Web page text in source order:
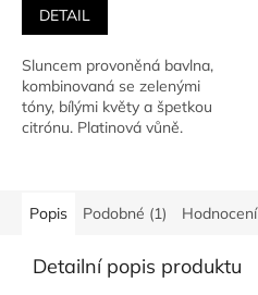
5,0
5
hvězdiček.
DETAIL
Sluncem provoněná bavlna,
kombinovaná se zelenými
tóny, bílými květy a špetkou
citrónu. Platinová vůně.
Popis Podobné (1) Hodnocení
Detailní popis produktu